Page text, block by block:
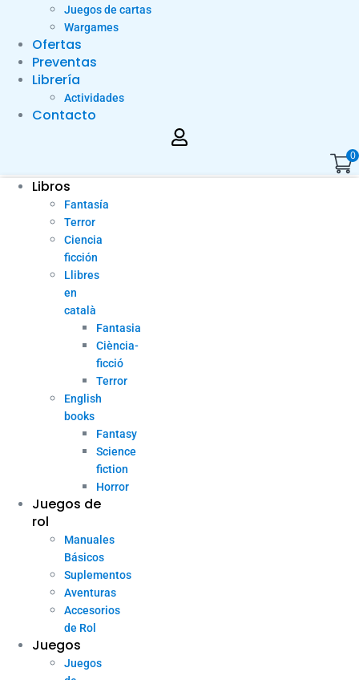
Juegos de cartas
Wargames
Ofertas
Preventas
Librería
Actividades
Contacto
0
Libros
Fantasía
Terror
Ciencia
ficción
Llibres
en
català
Fantasia
Ciència-
ficció
Terror
English
books
Fantasy
Science
fiction
Horror
Juegos de
rol
Manuales
Básicos
Suplementos
Aventuras
Accesorios
de Rol
Juegos
Juegos